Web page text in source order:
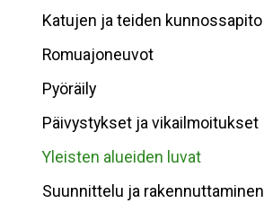
Katujen ja teiden kunnossapito
Romuajoneuvot
Pyöräily
Päivystykset ja vikailmoitukset
Yleisten alueiden luvat
Suunnittelu ja rakennuttaminen